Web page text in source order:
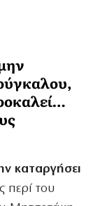
καταργήσει
περί του